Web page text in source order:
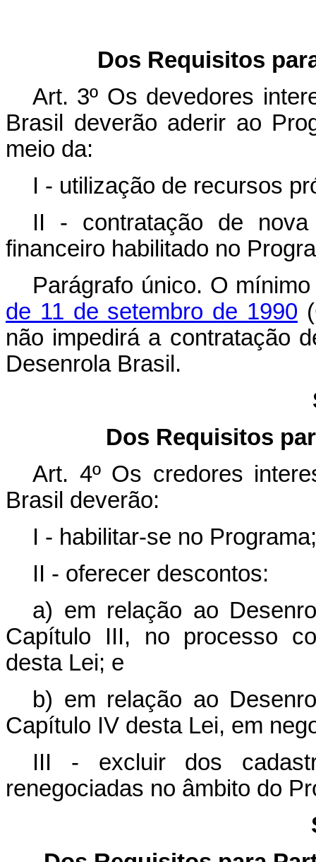
Dos Requisitos
Art. 3º Os devedores
Brasil deverão aderir ao
meio da:
I - utilização de recursos
II - contratação de
financeiro habilitado no
Parágrafo único. O
de 11 de setembro de 1990
não impedirá a contratação
Desenrola Brasil.
Dos Requisitos
Art. 4º Os credores
Brasil deverão:
I - habilitar-se no Programa;
II - oferecer descontos:
a) em relação ao
Capítulo III, no processo
desta Lei; e
b) em relação ao
Capítulo IV desta Lei, em
III - excluir dos
renegociadas no âmbito do